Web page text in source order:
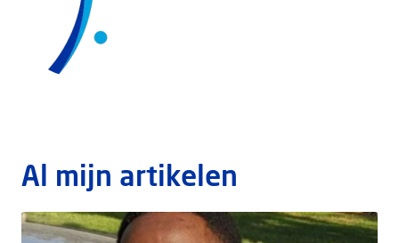
Steun Israël
Service & Contact
Doneer
Al mijn artikelen